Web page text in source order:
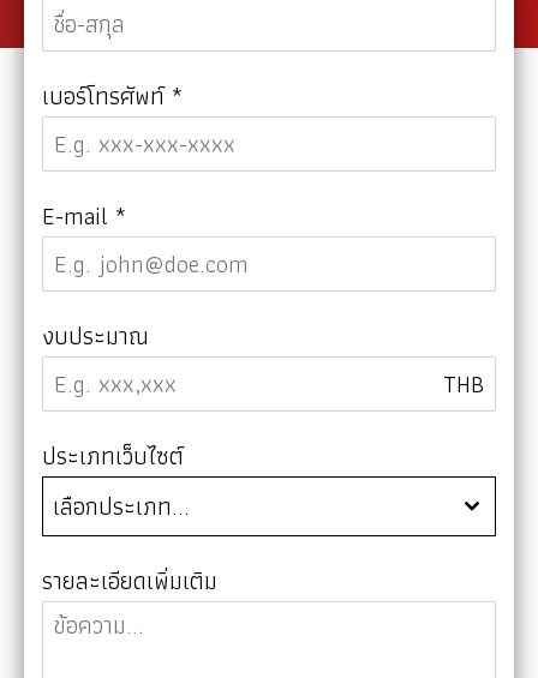
เบอร์โทรศัพท์*
E-mail *
งบประมาณ
THB
ประเภทเว็บไซต์
เลือกประเภท...
รายละเอียดเพิ่มเติม